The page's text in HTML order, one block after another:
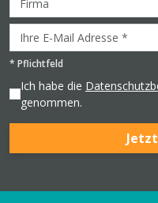
* Pflichtfeld
Ich habe die
genommen.